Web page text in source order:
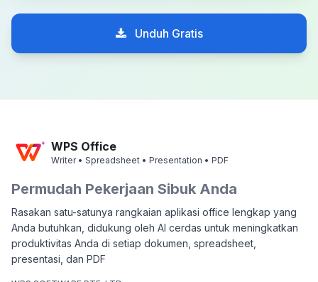
Unduh Gratis
WPS Office
Writer • Spreadsheet • Presentation • PDF
Permudah Pekerjaan Sibuk Anda
Rasakan satu-satunya rangkaian aplikasi office lengkap yang
Anda butuhkan, didukung oleh AI cerdas untuk meningkatkan
produktivitas Anda di setiap dokumen, spreadsheet,
presentasi, dan PDF